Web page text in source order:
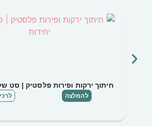
חיתוך ירקות ופירות פלסטיק | סט של 25
להמלצה